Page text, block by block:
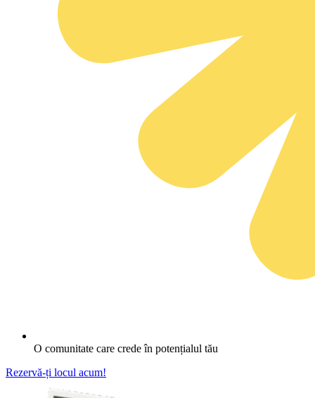
O comunitate care crede în potențialul tău
Rezervă-ți locul acum!